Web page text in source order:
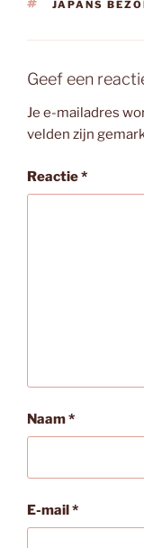
TAGS
JAPANS
Geef een
Je e-mailadres
velden zijn
Reactie*
Naam*
E-mail*